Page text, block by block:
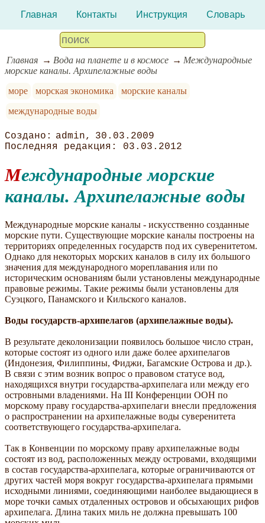
Главная Контакты Инструкция Словарь
Главная Вода на планете и в космосе
Международные
морские каналы. Архипелажные воды
море
морская экономика
морские каналы
международные воды
admin
30.03.2009
03.03.2012
Международные морские
каналы. Архипелажные воды
Международные морские каналы - искусственно созданные
морские пути. Существующие морские каналы построены на
территориях определенных государств под их суверенитетом.
Однако для некоторых морских каналов в силу их большого
значения для международного мореплавания или по
историческим основаниям были установлены международные
правовые режимы. Такие режимы были установлены для
Суэцкого, Панамского и Кильского каналов.
Воды государств-архипелагов (архипелажные воды).
В результате деколонизации появилось большое число стран,
которые состоят из одного или даже более архипелагов
(Индонезия, Филиппины, Фиджи, Багамские Острова и др.).
В связи с этим возник вопрос о правовом статусе вод,
находящихся внутри государства-архипелага или между его
островными владениями. На III Конференции ООН по
морскому праву государства-архипелаги внесли предложения
о распространении на архипелажные воды суверенитета
соответствующего государства-архипелага.
Так в Конвенции по морскому праву архипелажные воды
состоят из вод, расположенных между островами, входящими
в состав государства-архипелага, которые ограничиваются от
других частей моря вокруг государства-архипелага прямыми
исходными линиями, соединяющими наиболее выдающиеся в
море точки самых отдаленных островов и обсыхающих рифов
архипелага. Длина таких миль не должна превышать 100